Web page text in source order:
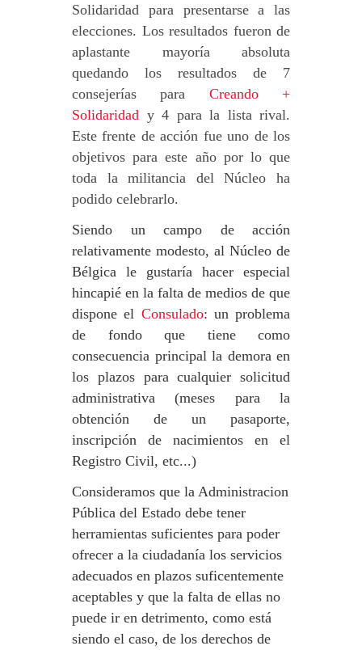
Solidaridad para presentarse a las
elecciones. Los resultados fueron de
aplastante mayoría absoluta
quedando los resultados de 7
consejerías para Creando +
Solidaridad y 4 para la lista rival.
Este frente de acción fue uno de los
objetivos para este año por lo que
toda la militancia del Núcleo ha
podido celebrarlo.
Siendo un campo de acción
relativamente modesto, al Núcleo de
Bélgica le gustaría hacer especial
hincapié en la falta de medios de que
dispone el Consulado: un problema
de fondo que tiene como
consecuencia principal la demora en
los plazos para cualquier solicitud
administrativa (meses para la
obtención de un pasaporte,
inscripción de nacimientos en el
Registro Civil, etc...)
Consideramos que la Administracion
Pública del Estado debe tener
herramientas suficientes para poder
ofrecer a la ciudadanía los servicios
adecuados en plazos suficentemente
aceptables y que la falta de ellas no
puede ir en detrimento, como está
siendo el caso, de los derechos de